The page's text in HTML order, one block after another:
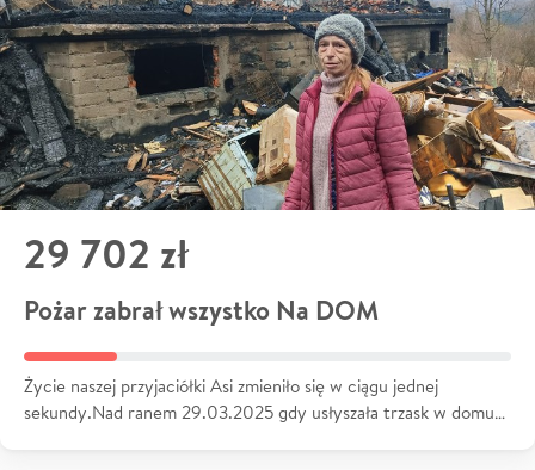
29 702 zł
Pożar zabrał wszystko Na DOM
Życie naszej przyjaciółki Asi zmieniło się w ciągu jednej
sekundy.Nad ranem 29.03.2025 gdy usłyszała trzask w domu…